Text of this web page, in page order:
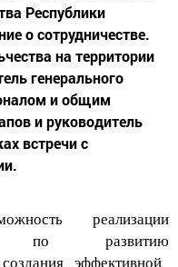
Республики
о сотрудничестве.
на территории
генерального
и общим
и руководитель
встречи с
реализации
по развитию
созданияэффективной